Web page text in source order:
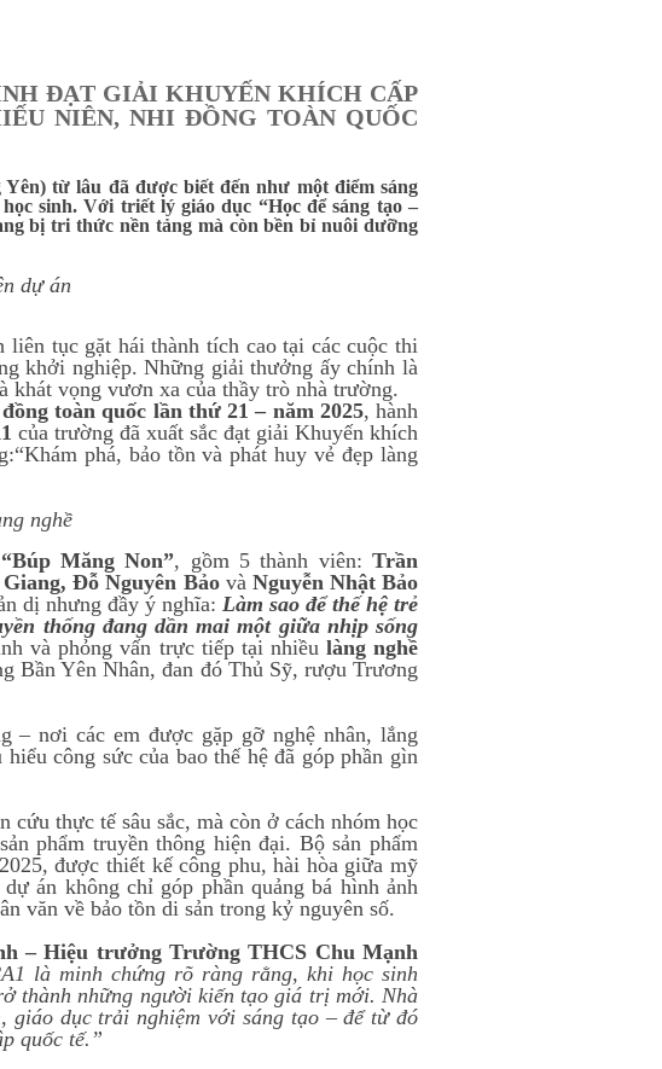
ĐẠT GIẢI KHUYẾN KHÍCH CẤP
NIÊN, NHI ĐỒNG TOÀN QUỐC
từ lâu đã được biết đến như một điểm sáng
sinh. Với triết lý giáo dục “Học để sáng tạo –
bị tri thức nền tảng mà còn bền bỉ nuôi dưỡng
dự án
tục gặt hái thành tích cao tại các cuộc thi
khởi nghiệp. Những giải thưởng ấy chính là
khát vọng vươn xa của thầy trò nhà trường.
toàn quốc lần thứ 21 – năm 2025, hành
của trường đã xuất sắc đạt giải Khuyến khích
phá, bảo tồn và phát huy vẻ đẹp làng
nghề
“Búp Măng Non”, gồm 5 thành viên:Trần
Đỗ Nguyên Bảovà Nguyễn Nhật Bảo
dị nhưng đầy ý nghĩa: Làm sao để thế hệ trẻ
thống đang dần mai một giữa nhịp sống
và phỏng vấn trực tiếp tại nhiều làng nghề
Bần Yên Nhân, đan đó Thủ Sỹ, rượu Trương
– nơi các em được gặp gỡ nghệ nhân, lắng
công sức của bao thế hệ đã góp phần gìn
thực tế sâu sắc, mà còn ở cách nhóm học
phẩm truyền thông hiện đại. Bộ sản phẩm
được thiết kế công phu, hài hòa giữa mỹ
án không chỉ góp phần quảng bá hình ảnh
văn về bảo tồn di sản trong kỷ nguyên số.
– Hiệu trưởng Trường THCS Chu Mạnh
là minh chứng rõ ràng rằng, khi học sinh
thành những người kiến tạo giá trị mới. Nhà
dục trải nghiệm với sáng tạo – để từ đó
quốc tế.”